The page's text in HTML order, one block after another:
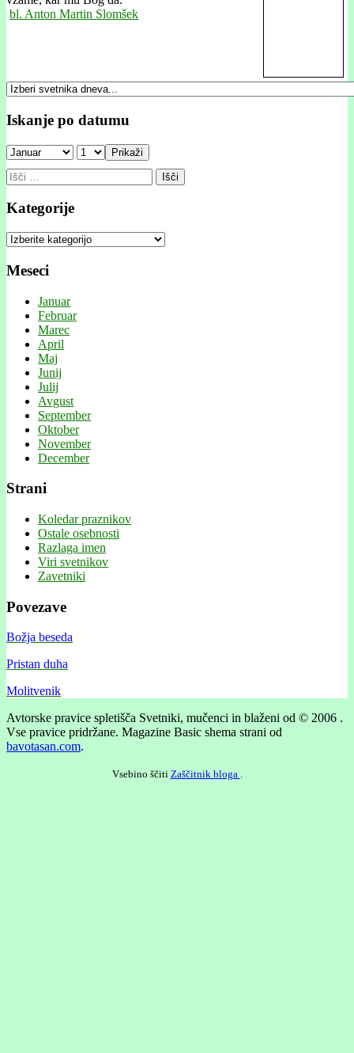
bl. Anton Martin Slomšek
Iskanje po datumu
Prikaži
Išči:
Kategorije
Kategorije
Meseci
Januar
Februar
Marec
April
Maj
Junij
Julij
Avgust
September
Oktober
November
December
Strani
Koledar praznikov
Ostale osebnosti
Razlaga imen
Viri svetnikov
Zavetniki
Povezave
Božja beseda
Pristan duha
Molitvenik
Avtorske pravice spletišča Svetniki, mučenci in blaženi od © 2006 .
Vse pravice pridržane. Magazine Basic shema strani od
bavotasan.com.
Vsebino ščiti Zaščitnik bloga .